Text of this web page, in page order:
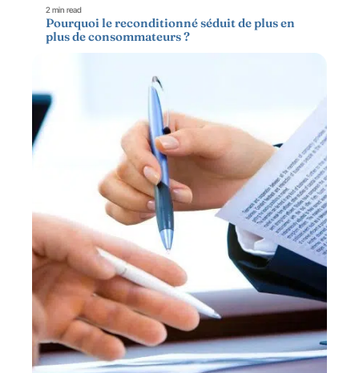
2 min read
Pourquoi le reconditionné séduit de plus en
plus de consommateurs ?